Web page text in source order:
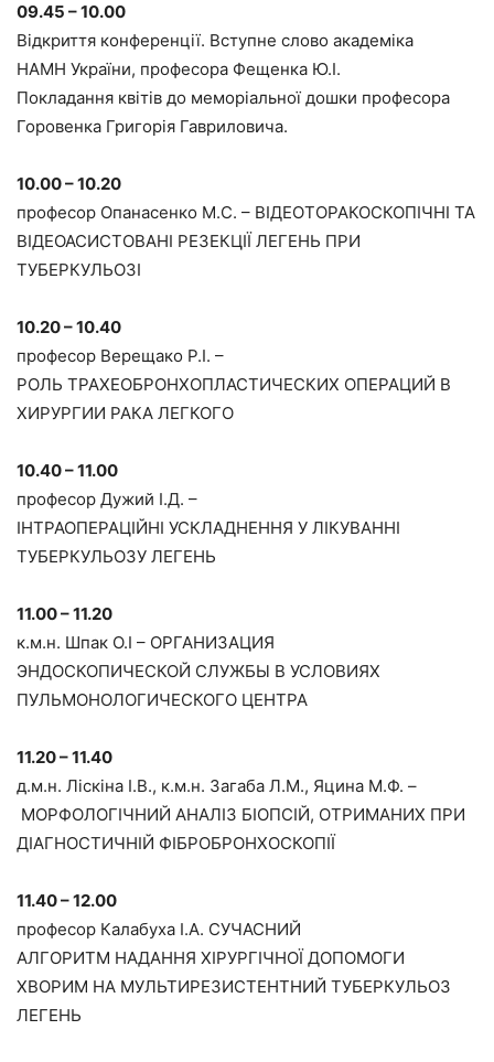
09.45 – 10.00
Відкриття конференції. Вступне слово академіка
НАМН України, професора Фещенка Ю.І.
Покладання квітів до меморіальної дошки професора
Горовенка Григорія Гавриловича.
10.00 – 10.20
професор Опанасенко М.С. – ВІДЕОТОРАКОСКОПІЧНІ ТА
ВІДЕОАСИСТОВАНІ РЕЗЕКЦІЇ ЛЕГЕНЬ ПРИ
ТУБЕРКУЛЬОЗІ
10.20 – 10.40
професор Верещако Р.І. –
РОЛЬ ТРАХЕОБРОНХОПЛАСТИЧЕСКИХ ОПЕРАЦИЙ В
ХИРУРГИИ РАКА ЛЕГКОГО
10.40 – 11.00
професор Дужий І.Д. –
ІНТРАОПЕРАЦІЙНІ УСКЛАДНЕННЯ У ЛІКУВАННІ
ТУБЕРКУЛЬОЗУ ЛЕГЕНЬ
11.00 – 11.20
к.м.н. Шпак О.І – ОРГАНИЗАЦИЯ
ЭНДОСКОПИЧЕСКОЙ СЛУЖБЫ В УСЛОВИЯХ
ПУЛЬМОНОЛОГИЧЕСКОГО ЦЕНТРА
11.20 – 11.40
д.м.н. Ліскіна І.В., к.м.н. Загаба Л.М., Яцина М.Ф. –
МОРФОЛОГІЧНИЙ АНАЛІЗ БІОПСІЙ, ОТРИМАНИХ ПРИ
ДІАГНОСТИЧНІЙ ФІБРОБРОНХОСКОПІЇ
11.40 – 12.00
професор Калабуха І.А. СУЧАСНИЙ
АЛГОРИТМ НАДАННЯ ХІРУРГІЧНОЇ ДОПОМОГИ
ХВОРИМ НА МУЛЬТИРЕЗИСТЕНТНИЙ ТУБЕРКУЛЬОЗ
ЛЕГЕНЬ